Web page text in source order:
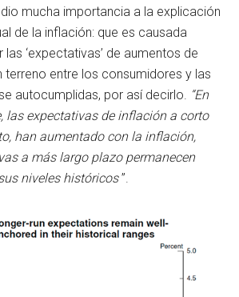
mucha importancia a la explicación
de la inflación: que es causada
‘expectativas’ de aumentos de
terreno entre los consumidores y las
autocumplidas, por así decirlo. “En
las expectativas de inflación a corto
han aumentado con la inflación,
a más largo plazo permanecen
niveles históricos”.